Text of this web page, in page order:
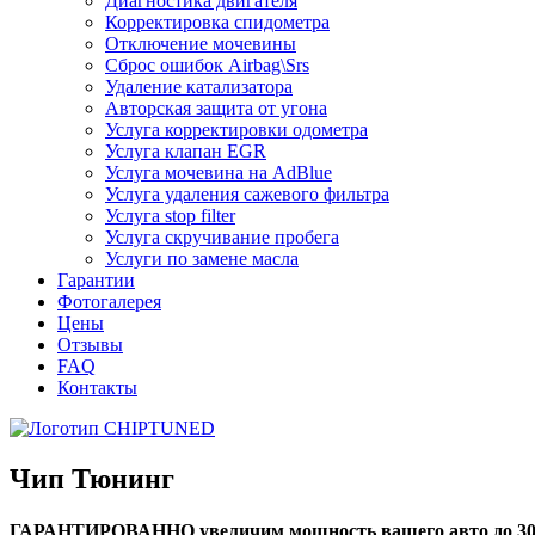
Корректировка спидометра
Отключение мочевины
Сброс ошибок Airbag\Srs
Удаление катализатора
Авторская защита от угона
Услуга корректировки одометра
Услуга клапан EGR
Услуга мочевина на AdBlue
Услуга удаления сажевого фильтра
Услуга stop filter
Услуга скручивание пробега
Услуги по замене масла
Гарантии
Фотогалерея
Цены
Отзывы
FAQ
Контакты
Чип Тюнинг